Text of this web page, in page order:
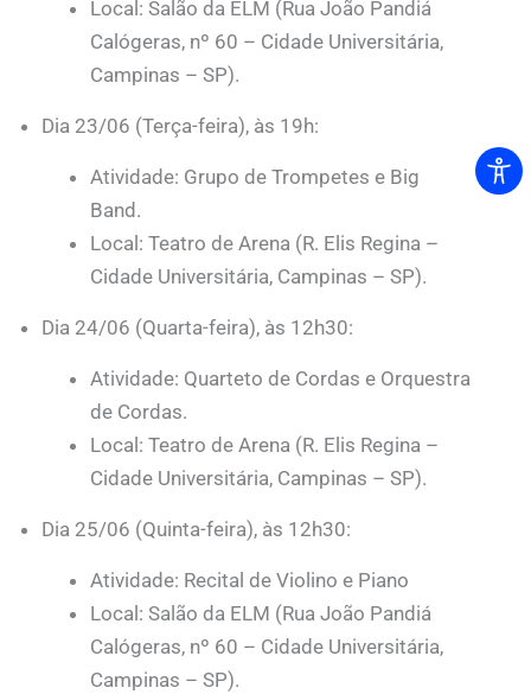
Local: Salão da ELM (Rua João Pandiá
Calógeras, nº 60 – Cidade Universitária,
Campinas – SP).
Dia 23/06 (Terça-feira), às 19h:
Atividade: Grupo de Trompetes e Big
Band.
Local: Teatro de Arena (R. Elis Regina –
Cidade Universitária, Campinas – SP).
Dia 24/06 (Quarta-feira), às 12h30:
Atividade: Quarteto de Cordas e Orquestra
de Cordas.
Local: Teatro de Arena (R. Elis Regina –
Cidade Universitária, Campinas – SP).
Dia 25/06 (Quinta-feira), às 12h30:
Atividade: Recital de Violino e Piano
Local: Salão da ELM (Rua João Pandiá
Calógeras, nº 60 – Cidade Universitária,
Campinas – SP).